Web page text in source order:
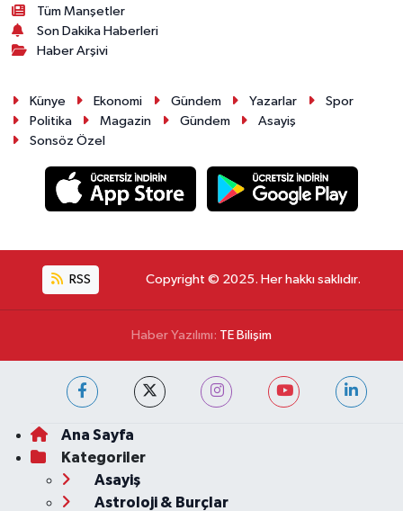
Tüm Manşetler
Son Dakika Haberleri
Haber Arşivi
Künye Ekonomi Gündem Yazarlar
Spor
Politika
Magazin Gündem
Asayiş
Sonsöz Özel
RSS Copyright © 2025. Her hakkı saklıdır.
Haber Yazılımı: TE Bilişim
Ana Sayfa
Kategoriler
Asayiş
Astroloji & Burçlar